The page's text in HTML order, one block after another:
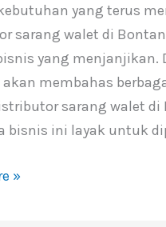
yang terus
sarang walet di
yang menjanjikan.
membahas
sarang walet di
bisnis ini layak untuk
»